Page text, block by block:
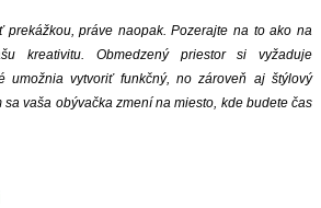
prekážkou, práve naopak. Pozerajte na to ako na
kreativitu. Obmedzený priestor si vyžaduje
umožnia vytvoriť funkčný, no zároveň aj štýlový
vaša obývačka zmení na miesto, kde budete čas